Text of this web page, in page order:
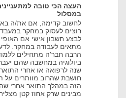
העצה הכי טובה
במסלול
לחשוב קדימה, אם את/ה
רוצים לעסוק במחקר
לבצע חשבון אישי אם
מתאים לעבודה במחקר.
הרבה חבר'ה מתחילים
ביולוגיה במחשבה שהם
שנה לרפואה או אחרי
חושבת שהרוב מוותרים על
הזה במהלך התואר אחרי
מבינים שרק אחוז קטן